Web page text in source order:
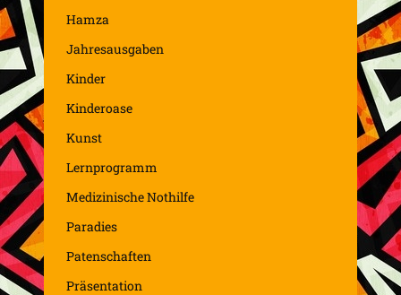
Hamza
Jahresausgaben
Kinder
Kinderoase
Kunst
Lernprogramm
Medizinische Nothilfe
Paradies
Patenschaften
Präsentation